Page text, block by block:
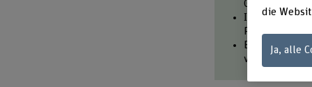
Im Projekt
Patient*innen
Erfahrungen
verbessern,
die
Ja, alle